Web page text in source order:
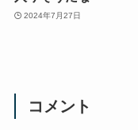
2024年7月27日
コメント